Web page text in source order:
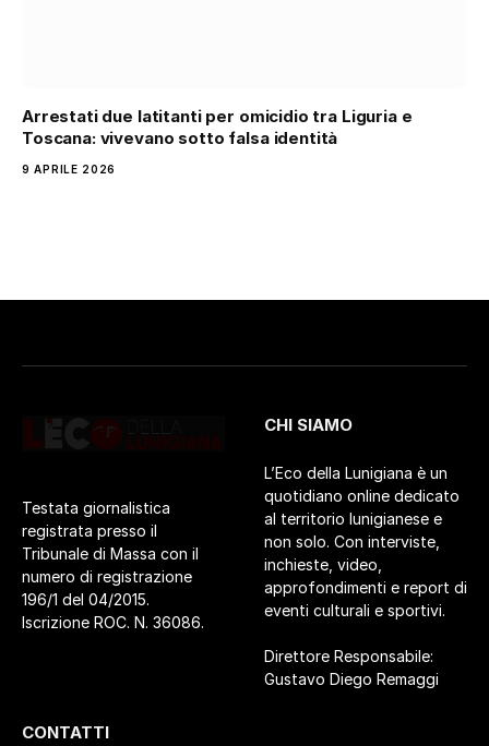
Arrestati due latitanti per omicidio tra Liguria e
Toscana: vivevano sotto falsa identità
9 APRILE 2026
Testata giornalistica
registrata presso il
Tribunale di Massa con il
numero di registrazione
196/1 del 04/2015.
Iscrizione ROC. N. 36086.
CHI SIAMO
L’Eco della Lunigiana è un
quotidiano online dedicato
al territorio lunigianese e
non solo. Con interviste,
inchieste, video,
approfondimenti e report di
eventi culturali e sportivi.
Direttore Responsabile:
Gustavo Diego Remaggi
CONTATTI